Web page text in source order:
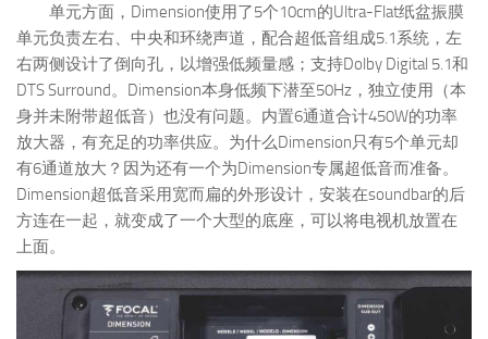
单元方面，Dimension使用了5个10cm的Ultra-Flat纸盆振膜
单元负责左右、中央和环绕声道，配合超低音组成5.1系统，左
右两侧设计了倒向孔，以增强低频量感；支持Dolby Digital 5.1和
DTS Surround。Dimension本身低频下潜至50Hz，独立使用（本
身并未附带超低音）也没有问题。内置6通道合计450W的功率
放大器，有充足的功率供应。为什么Dimension只有5个单元却
有6通道放大？因为还有一个为Dimension专属超低音而准备。
Dimension超低音采用宽而扁的外形设计，安装在soundbar的后
方连在一起，就变成了一个大型的底座，可以将电视机放置在
上面。